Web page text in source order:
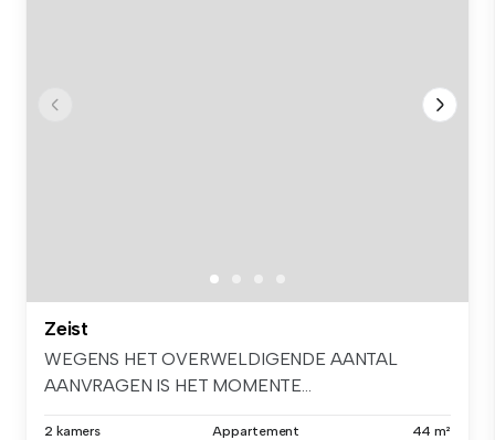
Zeist
WEGENS HET OVERWELDIGENDE AANTAL
AANVRAGEN IS HET MOMENTE...
2 kamers Appartement 44 m²